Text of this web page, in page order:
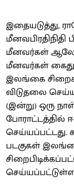
இதையடுத்து,
மீனவர்கள்
மீனவர்கள்
இலங்கை
விடுதலை செய்ய
(இன்று) ஒரு
போராட்டத்தில்
செய்யப்பட்டது.
படகுகள்